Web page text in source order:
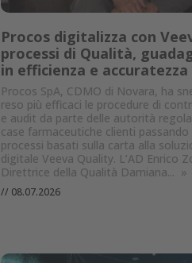
Procos digitalizza con
processi di Qualità,
in efficienza e accuratezza
Procos SpA, CDMO di Novara, ha
reso più efficaci le procedure di
e audit da parte delle autorità
case farmaceutiche clienti passando
processi basati sulla carta alla
digitale Veeva Quality. L’AD Enrico
Direttrice della Qualità Damiana... »
// 08.07.2026